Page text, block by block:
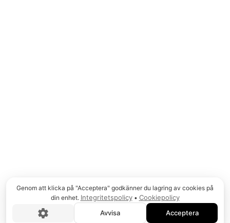
Genom att klicka på "Acceptera" godkänner du lagring av cookies på
din enhet. Integritetspolicy• Cookiepolicy
Avvisa
Acceptera